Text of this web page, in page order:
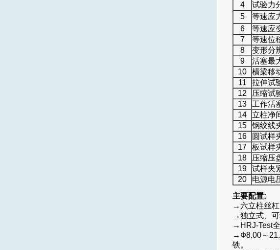
4
试验力
5
等速应
6
等速应
7
等速位
8
变形分
9
活塞最
10
横梁移
11
拉伸试
12
压缩试
13
工作活
14
立柱净
15
钢绞线
16
圆试样
17
板试样
18
压缩压
19
试样夹
20
电源电
主要配置:
→六立柱丝杠
→独立式、可
→HRJ-Test
→Ф8.00～
铁。